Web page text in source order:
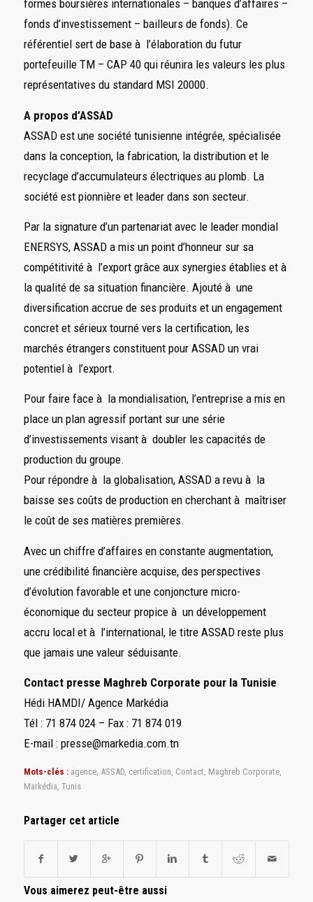
formes boursières internationales – banques d’affaires –
fonds d’investissement – bailleurs de fonds). Ce
référentiel sert de base à l’élaboration du futur
portefeuille TM – CAP 40 qui réunira les valeurs les plus
représentatives du standard MSI 20000.
A propos d’ASSAD
ASSAD est une société tunisienne intégrée, spécialisée
dans la conception, la fabrication, la distribution et le
recyclage d’accumulateurs électriques au plomb. La
société est pionnière et leader dans son secteur.
Par la signature d’un partenariat avec le leader mondial
ENERSYS, ASSAD a mis un point d’honneur sur sa
compétitivité à l’export grâce aux synergies établies et à
la qualité de sa situation financière. Ajouté à une
diversification accrue de ses produits et un engagement
concret et sérieux tourné vers la certification, les
marchés étrangers constituent pour ASSAD un vrai
potentiel à l’export.
Pour faire face à la mondialisation, l’entreprise a mis en
place un plan agressif portant sur une série
d’investissements visant à doubler les capacités de
production du groupe.
Pour répondre à la globalisation, ASSAD a revu à la
baisse ses coûts de production en cherchant à maîtriser
le coût de ses matières premières.
Avec un chiffre d’affaires en constante augmentation,
une crédibilité financière acquise, des perspectives
d’évolution favorable et une conjoncture micro-
économique du secteur propice à un développement
accru local et à l’international, le titre ASSAD reste plus
que jamais une valeur séduisante.
Contact presse Maghreb Corporate pour la Tunisie
Hédi HAMDI/ Agence Markédia
Tél : 71 874 024 – Fax : 71 874 019
E-mail : presse@markedia.com.tn
Mots-clés : agence, ASSAD, certification Contact Maghreb Corporate,
Markédia Tunis
Partager cet article
Vous aimerez peut-être aussi